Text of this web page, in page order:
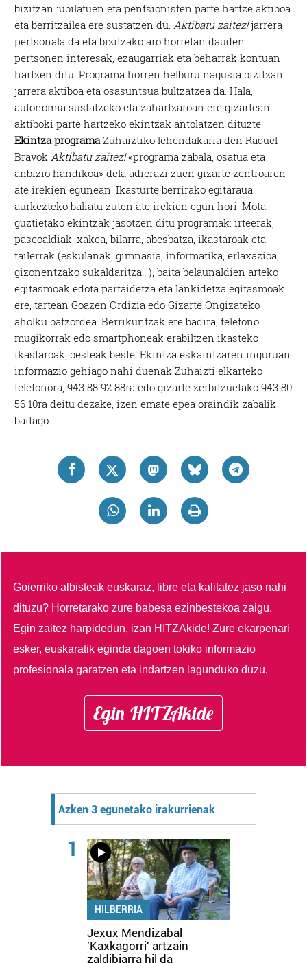
bizitzan jubilatuen eta pentsionisten parte hartze aktiboa
eta berritzailea ere sustatzen du.Aktibatu zaitez!jarrera
pertsonala da eta bizitzako aro horretan dauden
pertsonen interesak, ezaugarriak eta beharrak kontuan
hartzen ditu. Programa horren helburu nagusia bizitzan
jarrera aktiboa eta osasuntsua bultzatzea da. Hala,
autonomia sustatzeko eta zahartzaroan ere gizartean
aktiboki parte hartzeko ekintzak antolatzen dituzte.
Ekintza programaZuhaiztiko lehendakaria den Raquel
BravokAktibatu zaitez!«programa zabala, osatua eta
anbizio handikoa» dela adierazi zuen gizarte zentroaren
ate irekien egunean. Ikasturte berrirako egitaraua
aurkezteko baliatu zuten ate irekien egun hori. Mota
guztietako ekintzak jasotzen ditu programak: irteerak,
paseoaldiak, xakea, bilarra, abesbatza, ikastaroak eta
tailerrak (eskulanak, gimnasia, informatika, erlaxazioa,
gizonentzako sukaldaritza…), baita belaunaldien arteko
egitasmoak edota partaidetza eta lankidetza egitasmoak
ere, tartean Goazen Ordizia edo Gizarte Ongizateko
aholku batzordea. Berrikuntzak ere badira, telefono
mugikorrak edo smartphoneak erabiltzen ikasteko
ikastaroak, besteak beste. Ekintza eskaintzaren inguruan
informazio gehiago nahi duenak Zuhaizti elkarteko
telefonora, 943 88 92 88ra edo gizarte zerbitzuetako 943 80
56 10ra deitu dezake, izen emate epea oraindik zabalik
baitago.
Goierriko albisteak euskaraz, libre eta kalitatez jaso nahi
dituzu? Horretarako zure babesa ezinbestekoa zaigu.
Egin zaitez harpidedun, izan HITZAkide!Zure ekarpenari
esker, euskaratik eginda dagoen tokiko informazio
profesionala garatzen eta indartzen lagunduko duzu.
Egin HITZAkide
Azken 3 egunetako irakurrienak
1
HILBERRIA
Jexux Mendizabal
'Kaxkagorri' artzain
zaldibiarra hil da